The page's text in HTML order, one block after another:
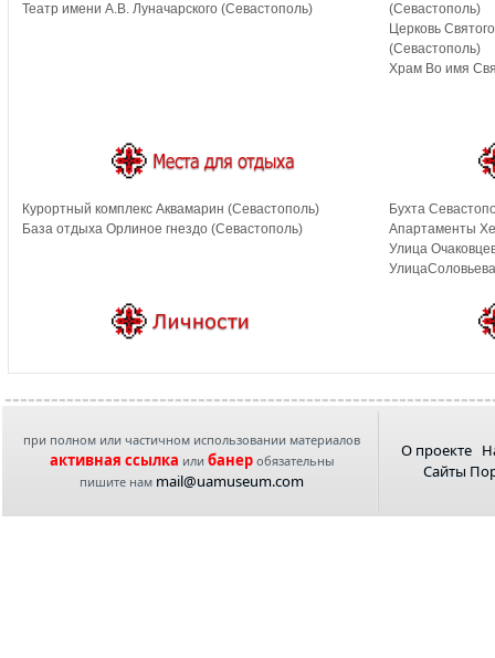
Театр имени А.В. Луначарского (Севастополь)
(Севастополь)
Церковь
(Севастополь)
Храм Во имя
Курортный комплекс Аквамарин (Севастополь)
База отдыха Орлиное гнездо (Севастополь)
Бухта
Апартаменты
Улица
при полном или частичном использовании материалов
активная ссылка или банеробязательны
пишите нам mail@uamuseum.com
О проекте
Сайты